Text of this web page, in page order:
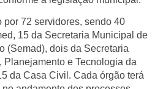
por 72 servidores, sendo 40
15 da Secretaria Municipal de
(Semad), dois da Secretaria
Planejamento e Tecnologia da
da Casa Civil. Cada órgão terá